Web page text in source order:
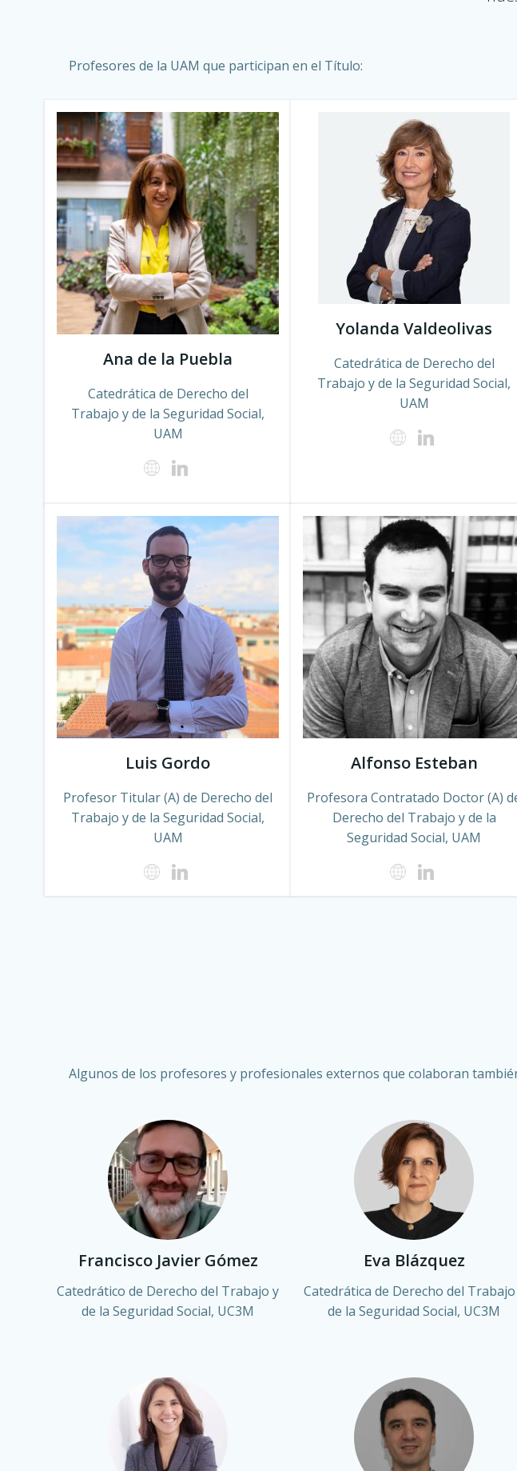
Profesores de la UAM que participan en el Título:
Ana de la Puebla
Catedrática de Derecho del
Trabajo y de la Seguridad Social,
UAM
Yolanda Valdeolivas
Catedrática de Derecho del
Trabajo y de la Seguridad Social,
UAM
Luis Gordo
Profesor Titular (A) de Derecho del
Trabajo y de la Seguridad Social,
UAM
Alfonso Esteban
Profesora Contratado Doctor (A)
Derecho del Trabajo y de la
Seguridad Social, UAM
Algunos de los profesores y profesionales externos que colaboran
Francisco Javier Gómez
Catedrático de Derecho del Trabajo y
de la Seguridad Social, UC3M
Eva Blázquez
Catedrática de Derecho del
de la Seguridad Social, UC3M